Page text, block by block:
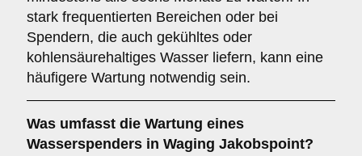
stark frequentierten Bereichen oder bei
Spendern, die auch gekühltes oder
kohlensäurehaltiges Wasser liefern, kann eine
häufigere Wartung notwendig sein.
Was umfasst die Wartung eines
Wasserspenders in Waging Jakobspoint?